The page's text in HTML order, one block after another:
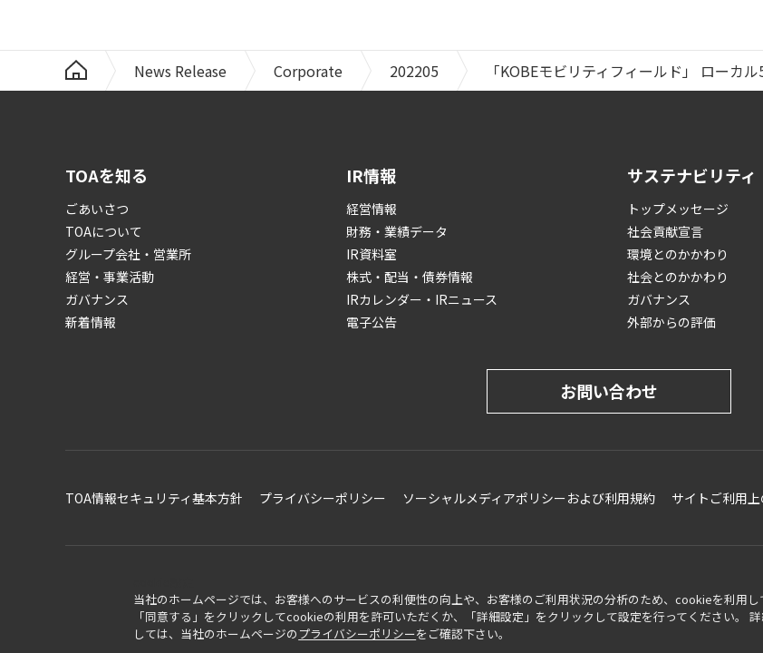
当社のホームページでは、お客様へのサービスの利便性の向上や、お客様のご利用状況の分析のため、cookieを利用し
「同意する」をクリックしてcookieの利用を許可いただくか、「詳細設定」をクリックして設定を行ってください。
しては、当社のホームページの プライバシーポリシーをご確認下さい。
News Release Corporate 202205 「KOBEモビリティフィールド」 ローカ
TOAを知る
ごあいさつ
TOAについて
グループ会社・営業所
経営・事業活動
ガバナンス
新着情報
IR情報
経営情報
財務・業績データ
IR資料室
株式・配当・債券情報
IRカレンダー・IRニュース
電子公告
サステナビリティ
トップメッセージ
社会貢献宣言
環境とのかかわり
社会とのかかわり
ガバナンス
外部からの評価
お問い合わせ
TOA情報セキュリティ基本方針 プライバシーポリシー ソーシャルメディアポリシーおよび利用規約 サイトご利用